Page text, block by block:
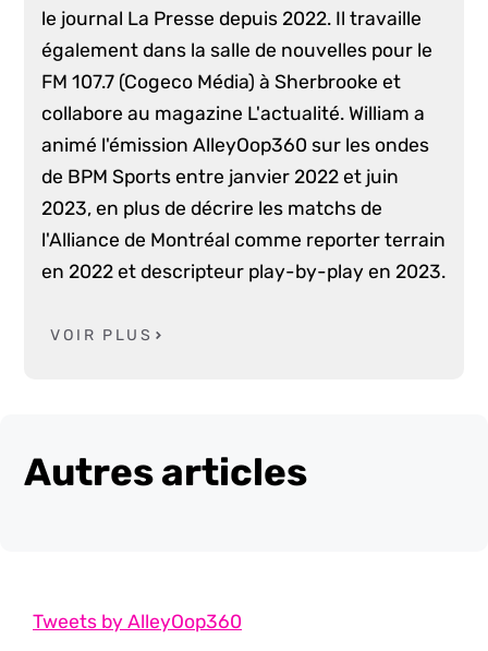
le journal La Presse depuis 2022. Il travaille
également dans la salle de nouvelles pour le
FM 107.7 (Cogeco Média) à Sherbrooke et
collabore au magazine L'actualité. William a
animé l'émission AlleyOop360 sur les ondes
de BPM Sports entre janvier 2022 et juin
2023, en plus de décrire les matchs de
l'Alliance de Montréal comme reporter terrain
en 2022 et descripteur play-by-play en 2023.
VOIR PLUS
Autres articles
Tweets by AlleyOop360